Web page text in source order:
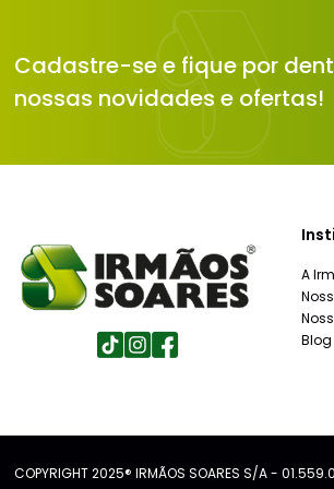
Cadastre-se e fique por
nossas novidades e ofertas!
A
Blog
COPYRIGHT 2025® IRMÃOS SOARES S/A -